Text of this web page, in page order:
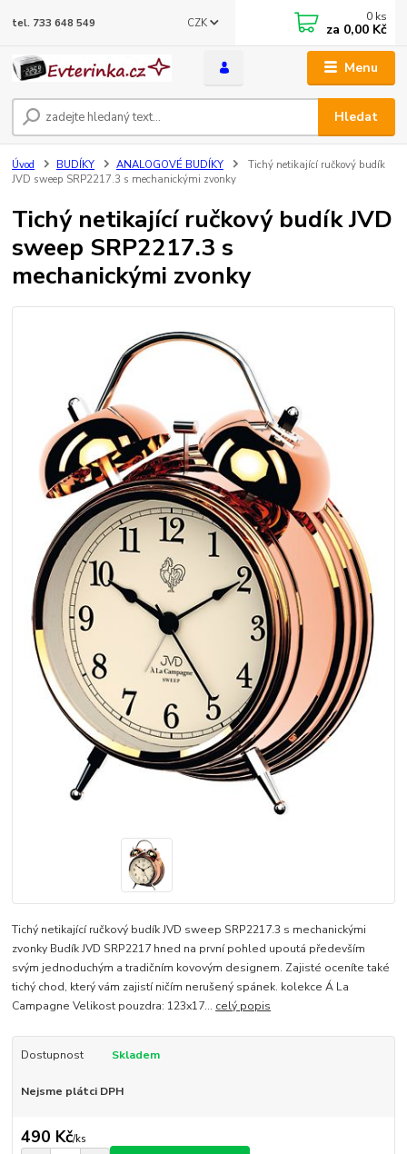
Menu
CZK
Hledat
tel. 733 648 549 0 ks
za 0,00 Kč
Úvod BUDÍKY ANALOGOVÉ BUDÍKY
Tichý netikající ručkový budík
JVD sweep SRP2217.3 s mechanickými zvonky
Tichý netikající ručkový budík JVD
sweep SRP2217.3 s
mechanickými zvonky
Tichý netikající ručkový budík JVD sweep SRP2217.3 s mechanickými
zvonky Budík JVD SRP2217 hned na první pohled upoutá především
svým jednoduchým a tradičním kovovým designem. Zajisté oceníte také
tichý chod, který vám zajistí ničím nerušený spánek. kolekce Á La
Campagne Velikost pouzdra: 123x17... celý popis
Dostupnost Skladem
Nejsme plátci DPH
490 Kč/ks